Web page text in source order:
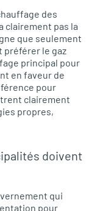
des
clairement pas la
que seulement
préférer le gaz
principal pour
en faveur de
pour
clairement
propres,
doivent
qui
pour